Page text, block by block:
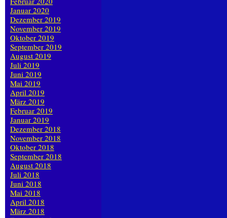
Januar 2020
Dezember 2019
November 2019
Oktober 2019
September 2019
August 2019
Juli 2019
Juni 2019
Mai 2019
April 2019
März 2019
Februar 2019
Januar 2019
Dezember 2018
November 2018
Oktober 2018
September 2018
August 2018
Juli 2018
Juni 2018
Mai 2018
April 2018
März 2018